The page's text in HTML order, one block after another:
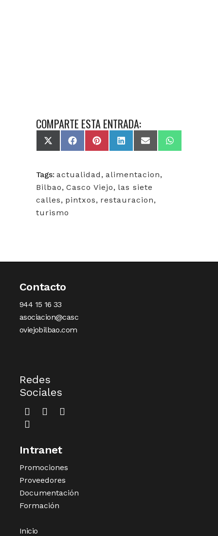
COMPARTE ESTA ENTRADA:
X
(Twitter)
FacebookPinterestLinkedInEmail WhatsApp
Tags: actualidad , alimentacion,
Bilbao, Casco Viejo, las siete
calles, pintxos, restauracion,
turismo
Contacto
944 15 16 33
asociacion@casc
oviejobilbao.com
Redes
Sociales
Intranet
Promociones
Proveedores
Documentación
Formación
Inicio